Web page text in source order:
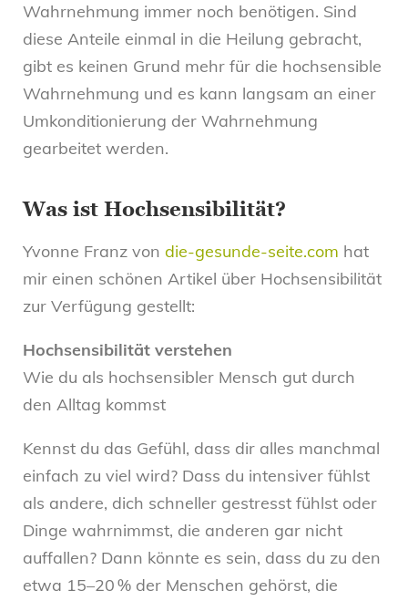
Wahrnehmung immer noch benötigen. Sind
diese Anteile einmal in die Heilung gebracht,
gibt es keinen Grund mehr für die hochsensible
Wahrnehmung und es kann langsam an einer
Umkonditionierung der Wahrnehmung
gearbeitet werden.
Was ist Hochsensibilität?
Yvonne Franz von die-gesunde-seite.com hat
mir einen schönen Artikel über Hochsensibilität
zur Verfügung gestellt:
Hochsensibilität verstehen
Wie du als hochsensibler Mensch gut durch
den Alltag kommst
Kennst du das Gefühl, dass dir alles manchmal
einfach zu viel wird? Dass du intensiver fühlst
als andere, dich schneller gestresst fühlst oder
Dinge wahrnimmst, die anderen gar nicht
auffallen? Dann könnte es sein, dass du zu den
etwa 15–20 % der Menschen gehörst, die